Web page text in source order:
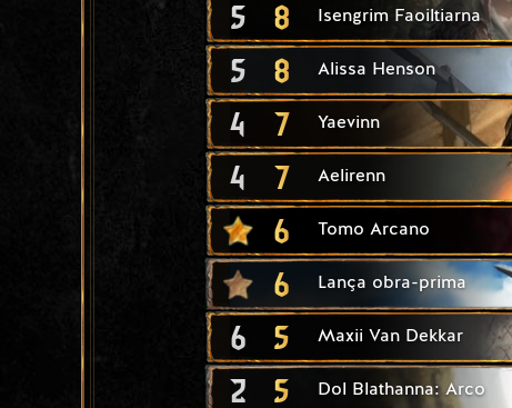
5 8 Isengrim Faoiltiarna
5 8 Alissa Henson
4 7 Yaevinn
4 7 Aelirenn
6 Tomo Arcano
6 Lança obra-prima
6 5 Maxii Van Dekkar
2 5 Dol Blathanna: Arco